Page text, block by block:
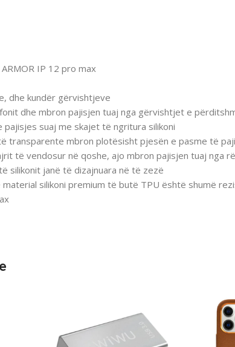
ARMOR IP 12 pro max
dhe kundër gërvishtjeve
dhe mbron pajisjen tuaj nga gërvishtjet e
pajisjes suaj me skajet të ngritura silikoni
transparente mbron plotësisht pjesën e pasme të
të vendosur në qoshe, ajo mbron pajisjen tuaj nga
silikonit janë të dizajnuara në të zezë
silikoni premium të butë TPU është shumë